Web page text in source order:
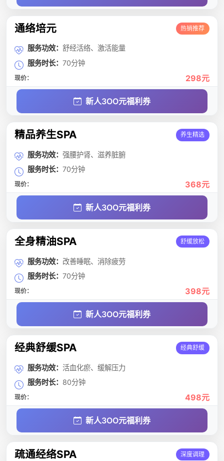
通络培元 热销推荐
服务功效： 舒经活络、激活能量
服务时长： 70分钟
现价： 298元
新人3OO元福利券
精品养生SPA 养生精选
服务功效： 强腰护肾、滋养脏腑
服务时长： 70分钟
现价： 368元
新人3OO元福利券
全身精油SPA 舒缓放松
服务功效： 改善睡眠、消除疲劳
服务时长： 70分钟
现价： 398元
新人3OO元福利券
经典舒缓SPA 经典舒缓
服务功效： 活血化瘀、缓解压力
服务时长： 80分钟
现价： 498元
新人3OO元福利券
疏通经络SPA 深度调理